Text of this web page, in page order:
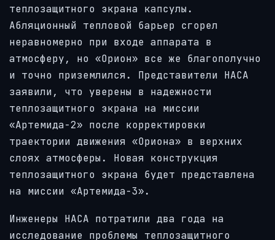
теплозащитного экрана капсулы.
Абляционный тепловой барьер сгорел
неравномерно при входе аппарата в
атмосферу, но «Орион» все же благополучно
и точно приземлился. Представители НАСА
заявили, что уверены в надежности
теплозащитного экрана на миссии
«Артемида-2» после корректировки
траектории движения «Ориона» в верхних
слоях атмосферы. Новая конструкция
теплозащитного экрана будет представлена
на миссии «Артемида-3».
Инженеры НАСА потратили два года на
исследование проблемы теплозащитного